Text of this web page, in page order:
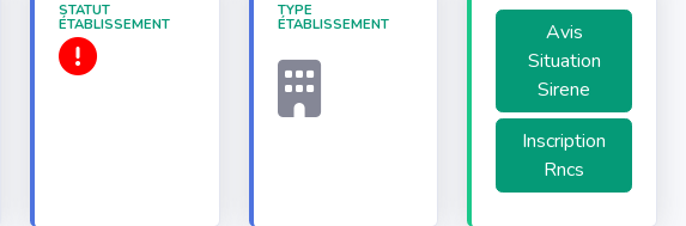
STATUT
ÉTABLISSEMENT
TYPE
ÉTABLISSEMENT
Avis
Situation
Sirene
Inscription
Rncs